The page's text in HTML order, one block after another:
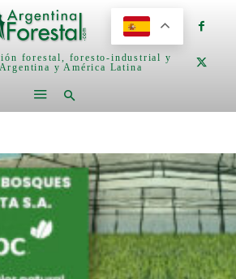
forestal, foresto-industrial y
y América Latina